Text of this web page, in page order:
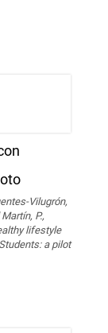
Vilugrón,
P.,
lifestyle
a pilot